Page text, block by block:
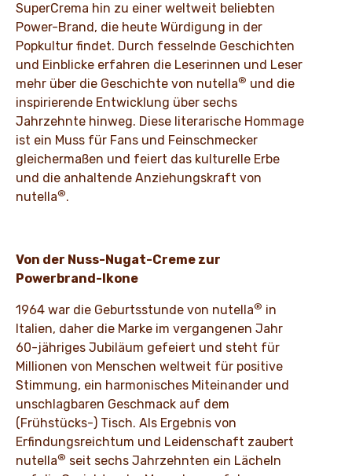
SuperCrema hin zu einer weltweit beliebten
Power-Brand, die heute Würdigung in der
Popkultur findet. Durch fesselnde Geschichten
und Einblicke erfahren die Leserinnen und Leser
mehr über die Geschichte von nutella® und die
inspirierende Entwicklung über sechs
Jahrzehnte hinweg. Diese literarische Hommage
ist ein Muss für Fans und Feinschmecker
gleichermaßen und feiert das kulturelle Erbe
und die anhaltende Anziehungskraft von
nutella®.
Von der Nuss-Nugat-Creme zur
Powerbrand-Ikone
1964 war die Geburtsstunde von nutella® in
Italien, daher die Marke im vergangenen Jahr
60-jähriges Jubiläum gefeiert und steht für
Millionen von Menschen weltweit für positive
Stimmung, ein harmonisches Miteinander und
unschlagbaren Geschmack auf dem
(Frühstücks-) Tisch. Als Ergebnis von
Erfindungsreichtum und Leidenschaft zaubert
nutella® seit sechs Jahrzehnten ein Lächeln